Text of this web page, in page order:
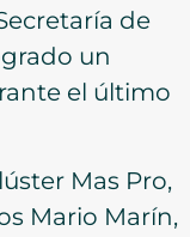
de
un
el último
Mas Pro,
Mario Marín,